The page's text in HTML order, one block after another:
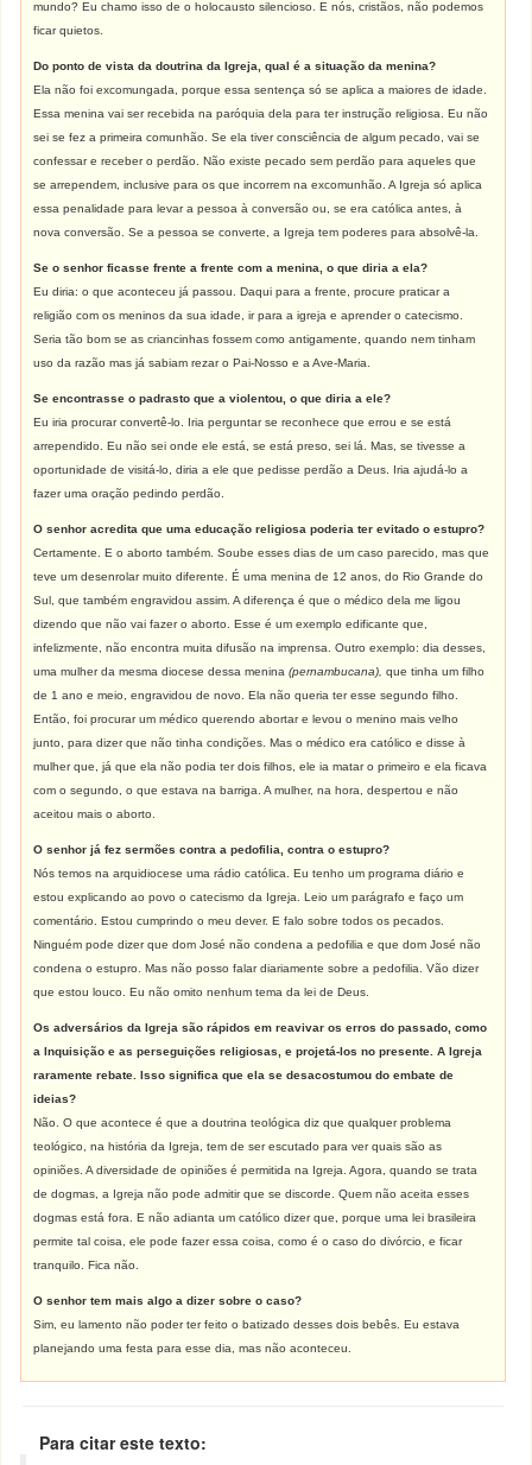
mundo? Eu chamo isso de o holocausto silencioso. E nós, cristãos, não podemos
ficar quietos.
Do ponto de vista da doutrina da Igreja, qual é a situação da menina?
Ela não foi excomungada, porque essa sentença só se aplica a maiores de idade.
Essa menina vai ser recebida na paróquia dela para ter instrução religiosa. Eu não
sei se fez a primeira comunhão. Se ela tiver consciência de algum pecado, vai se
confessar e receber o perdão. Não existe pecado sem perdão para aqueles que
se arrependem, inclusive para os que incorrem na excomunhão. A Igreja só aplica
essa penalidade para levar a pessoa à conversão ou, se era católica antes, à
nova conversão. Se a pessoa se converte, a Igreja tem poderes para absolvê-la.
Se o senhor ficasse frente a frente com a menina, o que diria a ela?
Eu diria: o que aconteceu já passou. Daqui para a frente, procure praticar a
religião com os meninos da sua idade, ir para a igreja e aprender o catecismo.
Seria tão bom se as criancinhas fossem como antigamente, quando nem tinham
uso da razão mas já sabiam rezar o Pai-Nosso e a Ave-Maria.
Se encontrasse o padrasto que a violentou, o que diria a ele?
Eu iria procurar convertê-lo. Iria perguntar se reconhece que errou e se está
arrependido. Eu não sei onde ele está, se está preso, sei lá. Mas, se tivesse a
oportunidade de visitá-lo, diria a ele que pedisse perdão a Deus. Iria ajudá-lo a
fazer uma oração pedindo perdão.
O senhor acredita que uma educação religiosa poderia ter evitado o estupro?
Certamente. E o aborto também. Soube esses dias de um caso parecido, mas que
teve um desenrolar muito diferente. É uma menina de 12 anos, do Rio Grande do
Sul, que também engravidou assim. A diferença é que o médico dela me ligou
dizendo que não vai fazer o aborto. Esse é um exemplo edificante que,
infelizmente, não encontra muita difusão na imprensa. Outro exemplo: dia desses,
uma mulher da mesma diocese dessa menina(pernambucana), que tinha um filho
de 1 ano e meio, engravidou de novo. Ela não queria ter esse segundo filho.
Então, foi procurar um médico querendo abortar e levou o menino mais velho
junto, para dizer que não tinha condições. Mas o médico era católico e disse à
mulher que, já que ela não podia ter dois filhos, ele ia matar o primeiro e ela ficava
com o segundo, o que estava na barriga. A mulher, na hora, despertou e não
aceitou mais o aborto.
O senhor já fez sermões contra a pedofilia, contra o estupro?
Nós temos na arquidiocese uma rádio católica. Eu tenho um programa diário e
estou explicando ao povo o catecismo da Igreja. Leio um parágrafo e faço um
comentário. Estou cumprindo o meu dever. E falo sobre todos os pecados.
Ninguém pode dizer que dom José não condena a pedofilia e que dom José não
condena o estupro. Mas não posso falar diariamente sobre a pedofilia. Vão dizer
que estou louco. Eu não omito nenhum tema da lei de Deus.
Os adversários da Igreja são rápidos em reavivar os erros do passado, como
a Inquisição e as perseguições religiosas, e projetá-los no presente. A Igreja
raramente rebate. Isso significa que ela se desacostumou do embate de
ideias?
Não. O que acontece é que a doutrina teológica diz que qualquer problema
teológico, na história da Igreja, tem de ser escutado para ver quais são as
opiniões. A diversidade de opiniões é permitida na Igreja. Agora, quando se trata
de dogmas, a Igreja não pode admitir que se discorde. Quem não aceita esses
dogmas está fora. E não adianta um católico dizer que, porque uma lei brasileira
permite tal coisa, ele pode fazer essa coisa, como é o caso do divórcio, e ficar
tranquilo. Fica não.
O senhor tem mais algo a dizer sobre o caso?
Sim, eu lamento não poder ter feito o batizado desses dois bebês. Eu estava
planejando uma festa para esse dia, mas não aconteceu.
Para citar este texto: